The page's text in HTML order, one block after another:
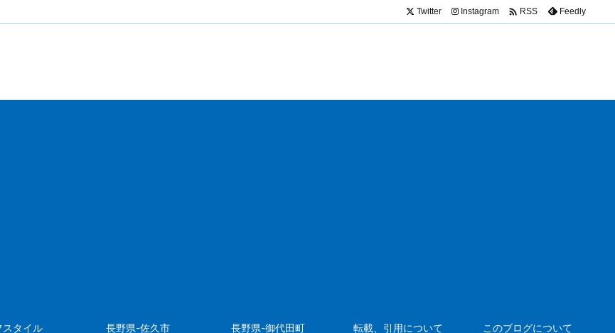
スタイル 長野県-佐久市 長野県-御代田町 転載、引用について このブログについて
Twitter Instagram  RSS Feedly